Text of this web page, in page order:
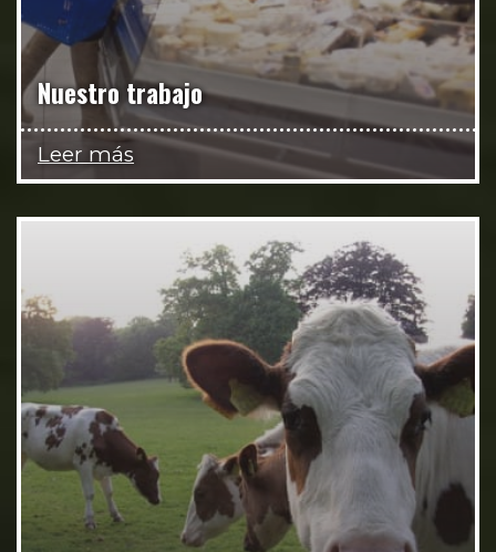
Nuestro trabajo
Leer más